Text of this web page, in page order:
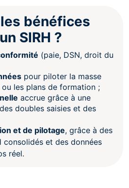
bénéfices
SIRH ?
(paie, DSN, droit du
pour piloter la masse
les plans de formation ;
accrue grâce à une
doubles saisies et des
et de pilotage, grâce à des
consolidés et des données
réel.